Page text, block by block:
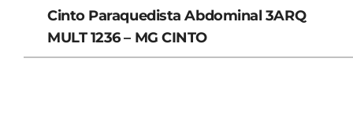
Cinto Paraquedista Abdominal 3ARQ
MULT 1236 – MG CINTO